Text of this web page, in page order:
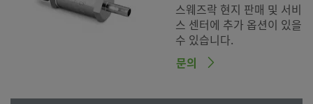
스웨즈락 현지 판매 및 서비
스 센터에 추가 옵션이 있을
수 있습니다.
문의